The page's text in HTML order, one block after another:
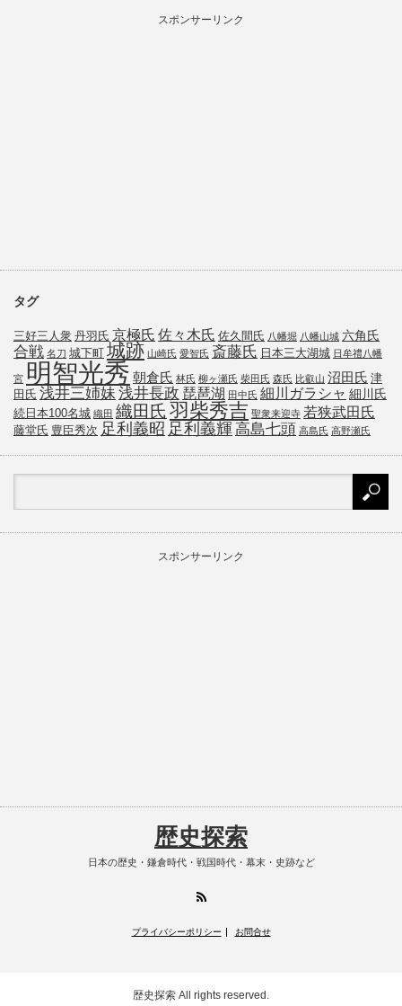
スポンサーリンク
タグ
三好三人衆 丹羽氏 京極氏 佐々木氏 佐久間氏 八幡堀 八幡山城 六角氏
合戦 名刀 城下町 城跡 山崎氏 愛智氏 斎藤氏 日本三大湖城 日牟禮八幡
宮 明智光秀 朝倉氏 林氏 柳ヶ瀬氏 柴田氏 森氏 比叡山 沼田氏 津
田氏 浅井三姉妹 浅井長政 琵琶湖 田中氏 細川ガラシャ 細川氏
続日本100名城 織田 織田氏 羽柴秀吉 聖衆来迎寺 若狭武田氏
藤堂氏 豊臣秀次 足利義昭 足利義輝 高島七頭 高島氏 高野瀬氏
スポンサーリンク
歴史探索
日本の歴史・鎌倉時代・戦国時代・幕末・史跡など
プライバシーポリシー お問合せ
歴史探索 All rights reserved.